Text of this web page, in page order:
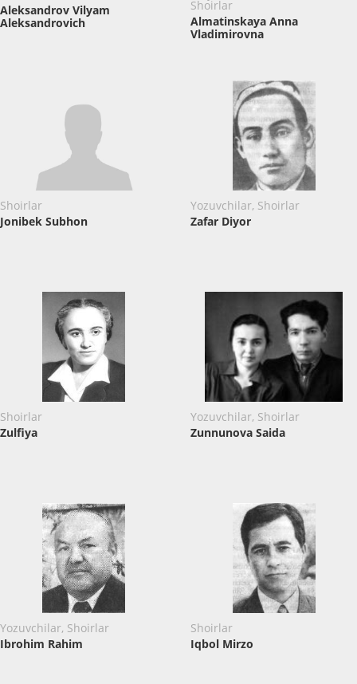
Aleksandrov Vilyam
Aleksandrovich
Shoirlar
Almatinskaya Anna
Vladimirovna
Shoirlar
Jonibek Subhon
Yozuvchilar, Shoirlar
Zafar Diyor
Shoirlar
Zulfiya
Yozuvchilar, Shoirlar
Zunnunova Saida
Yozuvchilar, Shoirlar
Ibrohim Rahim
Shoirlar
Iqbol Mirzo